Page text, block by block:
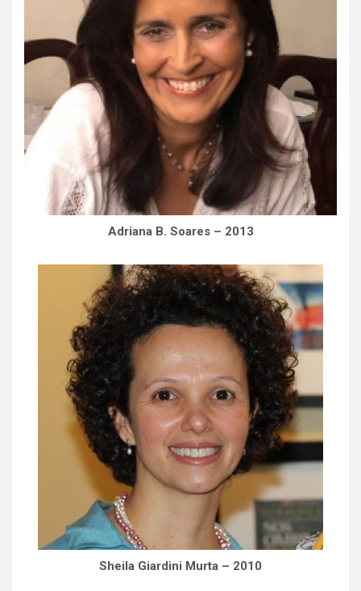
Adriana B. Soares – 2013
Sheila Giardini Murta – 2010